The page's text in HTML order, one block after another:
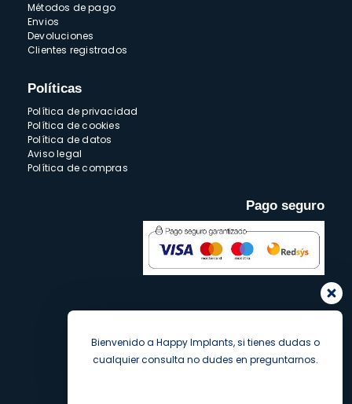
Métodos de pago
Envios
Devoluciones
Clientes registrados
Políticas
Política de privacidad
Política de cookies
Política de datos
Aviso legal
Política de compras
Pago seguro
Bienvenido a Happy Implants, si tienes dudas o
cualquier consulta no dudes en preguntarnos.